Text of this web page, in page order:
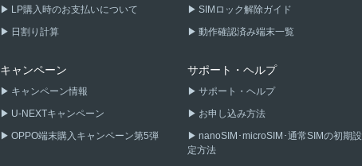
LP購入時のお支払いについて
日割り計算
キャンペーン
キャンペーン情報
U-NEXTキャンペーン
OPPO端末購入キャンペーン第5弾
SIMロック解除ガイド
動作確認済み端末一覧
サポート・ヘルプ
サポート・ヘルプ
お申し込み方法
nanoSIM･microSIM･通常SIMの初期設
定方法